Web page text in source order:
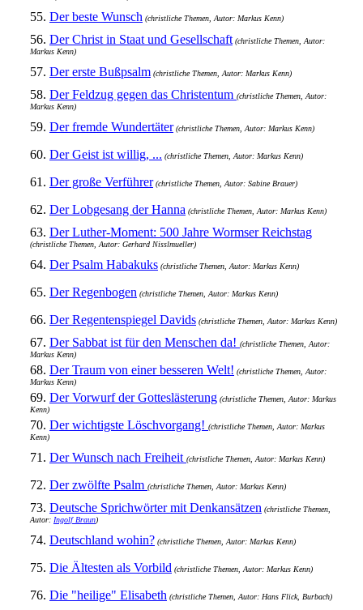
55. Der beste Wunsch (christliche Themen, Autor: Markus Kenn)
56. Der Christ in Staat und Gesellschaft (christliche Themen, Autor:
Markus Kenn)
57. Der erste Bußpsalm (christliche Themen, Autor: Markus Kenn)
58. Der Feldzug gegen das Christentum (christliche Themen, Autor:
Markus Kenn)
59. Der fremde Wundertäter(christliche Themen, Autor: Markus Kenn)
60. Der Geist ist willig, ... (christliche Themen, Autor: Markus Kenn)
61. Der große Verführer(christliche Themen, Autor: Sabine Brauer)
62. Der Lobgesang der Hanna (christliche Themen, Autor: Markus Kenn)
63. Der Luther-Moment: 500 Jahre Wormser Reichstag
(christliche Themen, Autor: Gerhard Nisslmueller)
64. Der Psalm Habakuks (christliche Themen, Autor: Markus Kenn)
65. Der Regenbogen (christliche Themen, Autor: Markus Kenn)
66. Der Regentenspiegel Davids (christliche Themen, Autor: Markus Kenn)
67. Der Sabbat ist für den Menschen da! (christliche Themen, Autor:
Markus Kenn)
68. Der Traum von einer besseren Welt! (christliche Themen, Autor:
Markus Kenn)
69. Der Vorwurf der Gotteslästerung (christliche Themen, Autor: Markus
Kenn)
70. Der wichtigste Löschvorgang! (christliche Themen, Autor: Markus
Kenn)
71. Der Wunsch nach Freiheit (christliche Themen, Autor: Markus Kenn)
72. Der zwölfte Psalm (christliche Themen, Autor: Markus Kenn)
73. Deutsche Sprichwörter mit Denkansätzen (christliche Themen,
Autor: Ingolf Braun)
74. Deutschland wohin? (christliche Themen, Autor: Markus Kenn)
75. Die Ältesten als Vorbild (christliche Themen, Autor: Markus Kenn)
76. Die "heilige" Elisabeth (christliche Themen, Autor: Hans Flick, Burbach)